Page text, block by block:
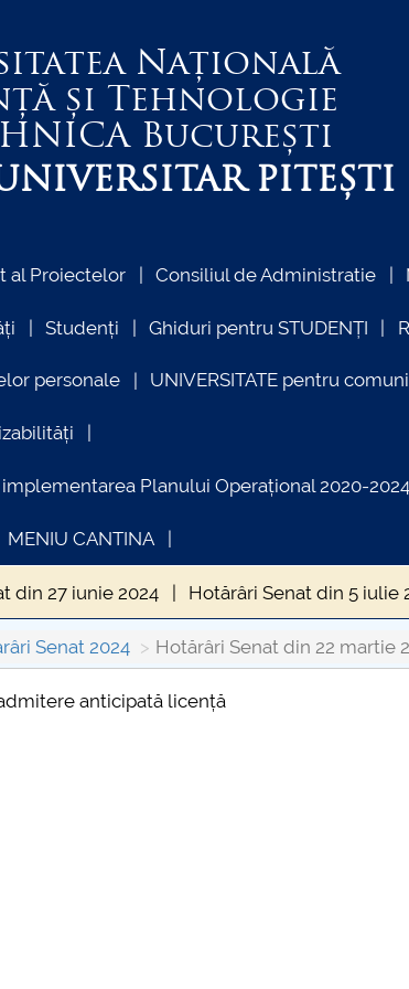
Națională
și Tehnologie
București
PITEȘTI
al Proiectelor Consiliul de Administratie
Studenți Ghiduri pentru STUDENȚI
personale UNIVERSITATE pentru
Planului Operațional 2020-2024
MENIU CANTINA
din 27 iunie 2024 Hotărâri Senat din 5 iulie
20 septembrie 2024 Hotărâri Senat din 27
din 24 octombrie 2024
Senat 2024 Hotărâri Senat din 22 martie
anticipată licență